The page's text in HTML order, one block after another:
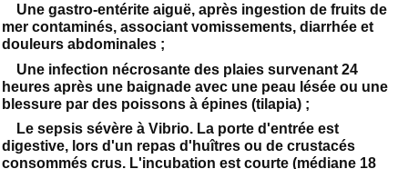
Une gastro-entérite aiguë, après ingestion de fruits de
mer contaminés, associant vomissements, diarrhée et
douleurs abdominales ;
Une infection nécrosante des plaies survenant 24
heures après une baignade avec une peau lésée ou une
blessure par des poissons à épines (tilapia) ;
Le sepsis sévère à Vibrio. La porte d'entrée est
digestive, lors d'un repas d'huîtres ou de crustacés
consommés crus. L'incubation est courte (médiane 18